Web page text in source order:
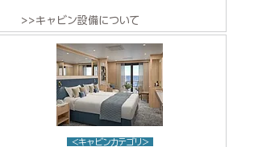
>>キャビン設備について
<キャビンカテゴリ>